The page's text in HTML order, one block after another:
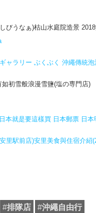
びうなぁ)枯山水庭院造景
ャラリー ぶくぶく 沖繩傳統
初雪般浪漫雪鹽(塩の専門店)
本就是要這樣買 日本郵票 日
里駅前店)安里美食與住宿介紹
#排隊店 #沖繩自由行